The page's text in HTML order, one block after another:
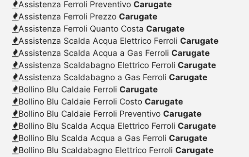
Assistenza Ferroli Preventivo Carugate
Assistenza Ferroli Prezzo Carugate
Assistenza Ferroli Quanto Costa Carugate
Assistenza Scalda Acqua Elettrico Ferroli Carugate
Assistenza Scalda Acqua a Gas Ferroli Carugate
Assistenza Scaldabagno Elettrico Ferroli Carugate
Assistenza Scaldabagno a Gas Ferroli Carugate
Bollino Blu Caldaie Ferroli Carugate
Bollino Blu Caldaie Ferroli Costo Carugate
Bollino Blu Caldaie Ferroli Preventivo Carugate
Bollino Blu Scalda Acqua Elettrico Ferroli Carugate
Bollino Blu Scalda Acqua a Gas Ferroli Carugate
Bollino Blu Scaldabagno Elettrico Ferroli Carugate